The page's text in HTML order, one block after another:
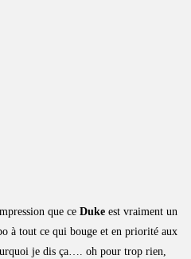
que ce Duke est vraiment un
à tout ce qui bouge et en priorité aux
je dis ça…. oh pour trop rien,